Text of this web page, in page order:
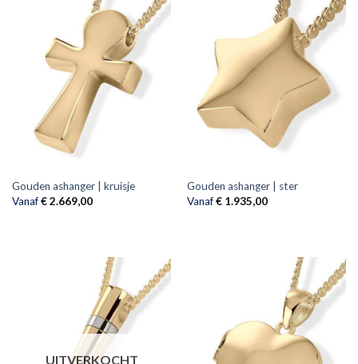
Gouden ashanger | kruisje
Vanaf€2.669,00
Gouden ashanger | ster
Vanaf€1.935,00
UITVERKOCHT